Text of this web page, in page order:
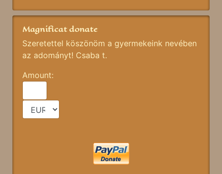
Magnificat donate
Szeretettel köszönöm a gyermekeink nevében
az adományt! Csaba t.
Amount: